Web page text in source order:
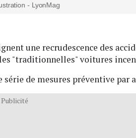
- LyonMag
une recrudescence des
"traditionnelles" voitures
de mesures préventive par
Publicité